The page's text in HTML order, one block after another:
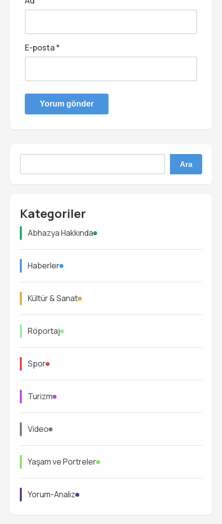
E-posta*
Ara
Kategoriler
Abhazya Hakkında
Haberler
Kültür & Sanat
Röportaj
Spor
Turizm
Video
Yaşam ve Portreler
Yorum-Analiz